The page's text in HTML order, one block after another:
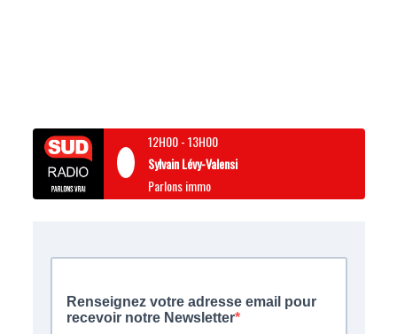
12H00-13H00
Sylvain Lévy-Valensi
Parlons immo